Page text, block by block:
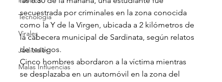
Tecnología
Virales
Judiciales
Malas Influencias
secuestrada por criminales en la zona conocida
como la Y de la Virgen, ubicada a 2 kilómetros de
la cabecera municipal de Sardinata, según relatos
de testigos.
Cinco hombres abordaron a la víctima mientras
se desplazaba en un automóvil en la zona del